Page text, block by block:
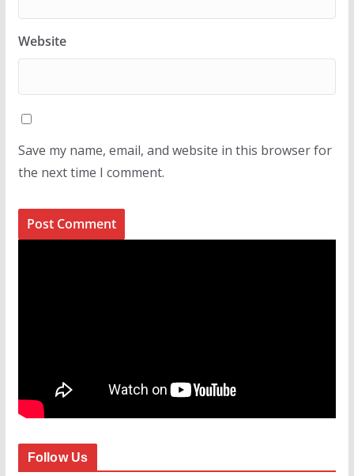
Website
Save my name, email, and website in this browser for
the next time I comment.
Follow Us